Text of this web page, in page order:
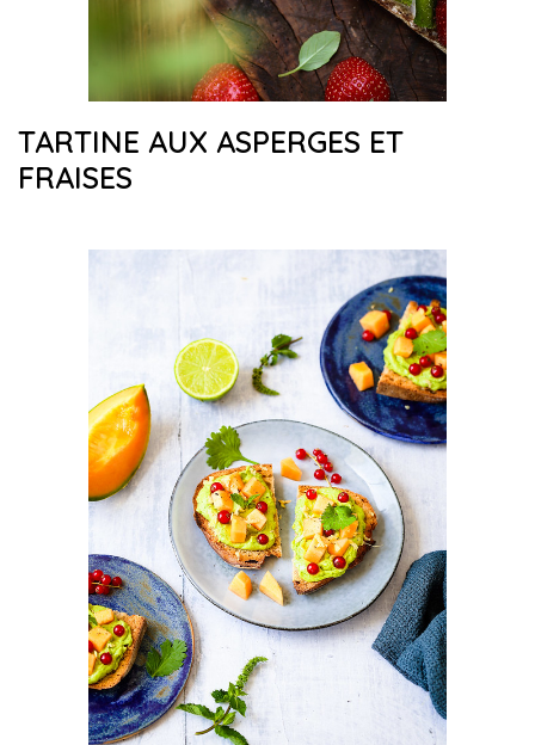
TARTINE AUX ASPERGES ET
FRAISES